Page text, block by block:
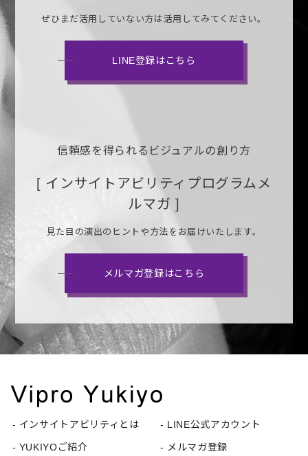
ぜひまだ活用していない方は活用してみてください。
LINE登録はこちら
信頼感を得られるビジュアルの創り方
[ インサイトアビリティプログラムメ
ルマガ ]
見た目の演出のヒントや方法をお届けいたします。
メルマガ登録はこちら
インサイトアビリティとは
YUKIYOご紹介
LINE公式アカウント
メルマガ登録